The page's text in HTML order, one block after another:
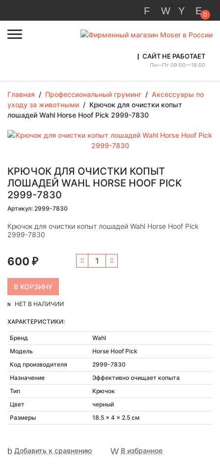
0
САЙТ НЕ РАБОТАЕТ
Пн—Пт 09:00—18:00
Главная / Профессиональный груминг / Аксессуары по
уходу за животными / Крючок для очистки копыт
лошадей Wahl Horse Hoof Pick 2999-7830
КРЮЧОК ДЛЯ ОЧИСТКИ КОПЫТ
ЛОШАДЕЙ WAHL HORSE HOOF PICK
2999-7830
Артикул: 2999-7830
Крючок для очистки копыт лошадей Wahl Horse Hoof Pick
2999-7830
600 ₽
НЕТ В НАЛИЧИИ
ХАРАКТЕРИСТИКИ:
Бренд
Wahl
Модель
Horse Hoof Pick
Код производителя
2999-7830
Назначение
Эффективно очищает копыта
Тип
Крючок
Цвет
черный
Размеры
18.5 x 4 x 2.5 см
Добавить к сравнению В избранное